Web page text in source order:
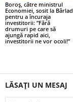
Boroș, către ministrul
Economiei, sosit la Bârlad
pentru a încuraja
investitorii: ”Fără
drumuri pe care să
ajungă rapid aici,
investitorii ne vor ocoli!”
LĂSAȚI UN MESAJ